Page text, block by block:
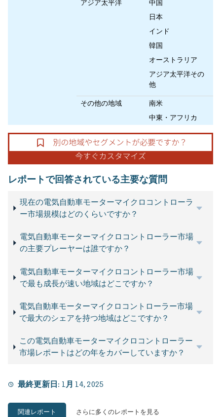
アジア太平洋
中国
日本
インド
韓国
オーストラリア
アジア太平洋その
他
その他の地域
南米
中東・アフリカ
レポートで回答されている主要な質問
現在の電気自動車モーターマイクロコントローラ
ー市場規模はどのくらいですか？
電気自動車モーターマイクロコントローラー市場
の主要プレーヤーは誰ですか？
電気自動車モーターマイクロコントローラー市場
で最も成長が速い地域はどこですか？
電気自動車モーターマイクロコントローラー市場
で最大のシェアを持つ地域はどこですか？
この電気自動車モーターマイクロコントローラー
市場レポートはどの年をカバーしていますか？
最終更新日: 1月 14, 2025
関連レポート さらに多くのレポートを見る